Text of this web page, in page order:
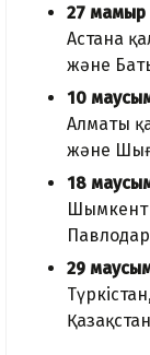
27 мамыр
Астана
және
10
Алматы
және
18
Шымкент
29